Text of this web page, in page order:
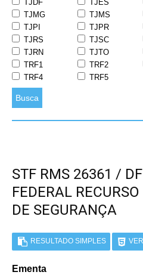
TJDF
TJES
TJMG
TJMS
TJPI
TJPR
TJRS
TJSC
TJRN
TJTO
TRF1
TRF2
TRF4
TRF5
Busca
STF RMS 26361 /
FEDERAL
DE SEGURANÇA
RESULTADO SIMPLES
Ementa